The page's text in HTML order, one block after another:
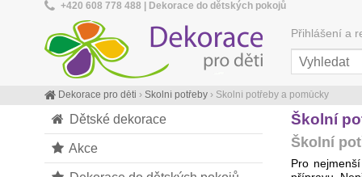
Školní
Školní
Pro
Dětské dekorace
Akce
Dekorace pro děti › Školní potřeby› Školní potřeby a pomůcky
+420 608 778 488 | Dekorace do dětských pokojů
Přihlášení a